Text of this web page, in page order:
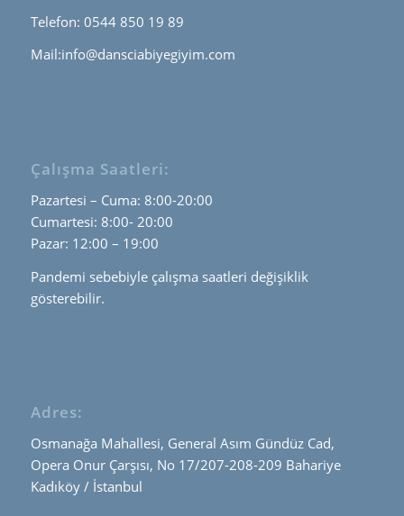
Telefon: 0544 850 19 89
Mail:info@dansciabiyegiyim.com
Çalışma Saatleri:
Pazartesi – Cuma: 8:00-20:00
Cumartesi: 8:00- 20:00
Pazar: 12:00 – 19:00
Pandemi sebebiyle çalışma saatleri değişiklik
gösterebilir.
Adres:
Osmanağa Mahallesi, General Asım Gündüz Cad,
Opera Onur Çarşısı, No 17/207-208-209 Bahariye
Kadıköy / İstanbul